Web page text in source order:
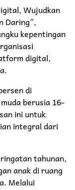
Wujudkan
Daring”,
kepentingan
digital,
di
berusia 16-
ini untuk
integral dari
tahunan,
anak di ruang
Melalui